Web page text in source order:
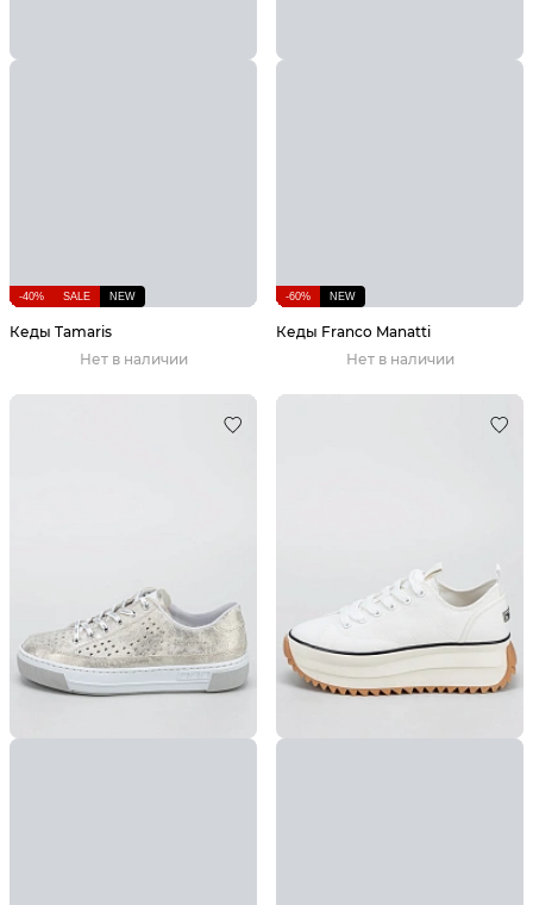
-40% SALE NEW
Кеды Tamaris
Нет в наличии
-60% NEW
Кеды Franco Manatti
Нет в наличии